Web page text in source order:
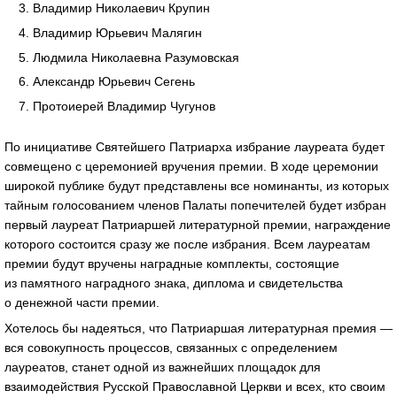
Владимир Николаевич Крупин
Владимир Юрьевич Малягин
Людмила Николаевна Разумовская
Александр Юрьевич Сегень
Протоиерей Владимир Чугунов
По инициативе Святейшего Патриарха избрание лауреата будет
совмещено с церемонией вручения премии. В ходе церемонии
широкой публике будут представлены все номинанты, из которых
тайным голосованием членов Палаты попечителей будет избран
первый лауреат Патриаршей литературной премии, награждение
которого состоится сразу же после избрания. Всем лауреатам
премии будут вручены наградные комплекты, состоящие
из памятного наградного знака, диплома и свидетельства
о денежной части премии.
Хотелось бы надеяться, что Патриаршая литературная премия ―
вся совокупность процессов, связанных с определением
лауреатов, станет одной из важнейших площадок для
взаимодействия Русской Православной Церкви и всех, кто своим